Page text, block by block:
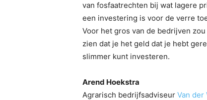
van fosfaatrechten bij wat lagere
een investering is voor de verre
Voor het gros van de bedrijven
zien dat je het geld dat je hebt
slimmer kunt investeren.
Arend Hoekstra
Agrarisch bedrijfsadviseur Van der